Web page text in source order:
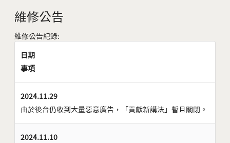
維修公告
維修公告紀錄:
日期
事項
2024.11.29
由於後台仍收到大量惡意廣告，「貢獻新講法」暫且關閉。
2024.11.10